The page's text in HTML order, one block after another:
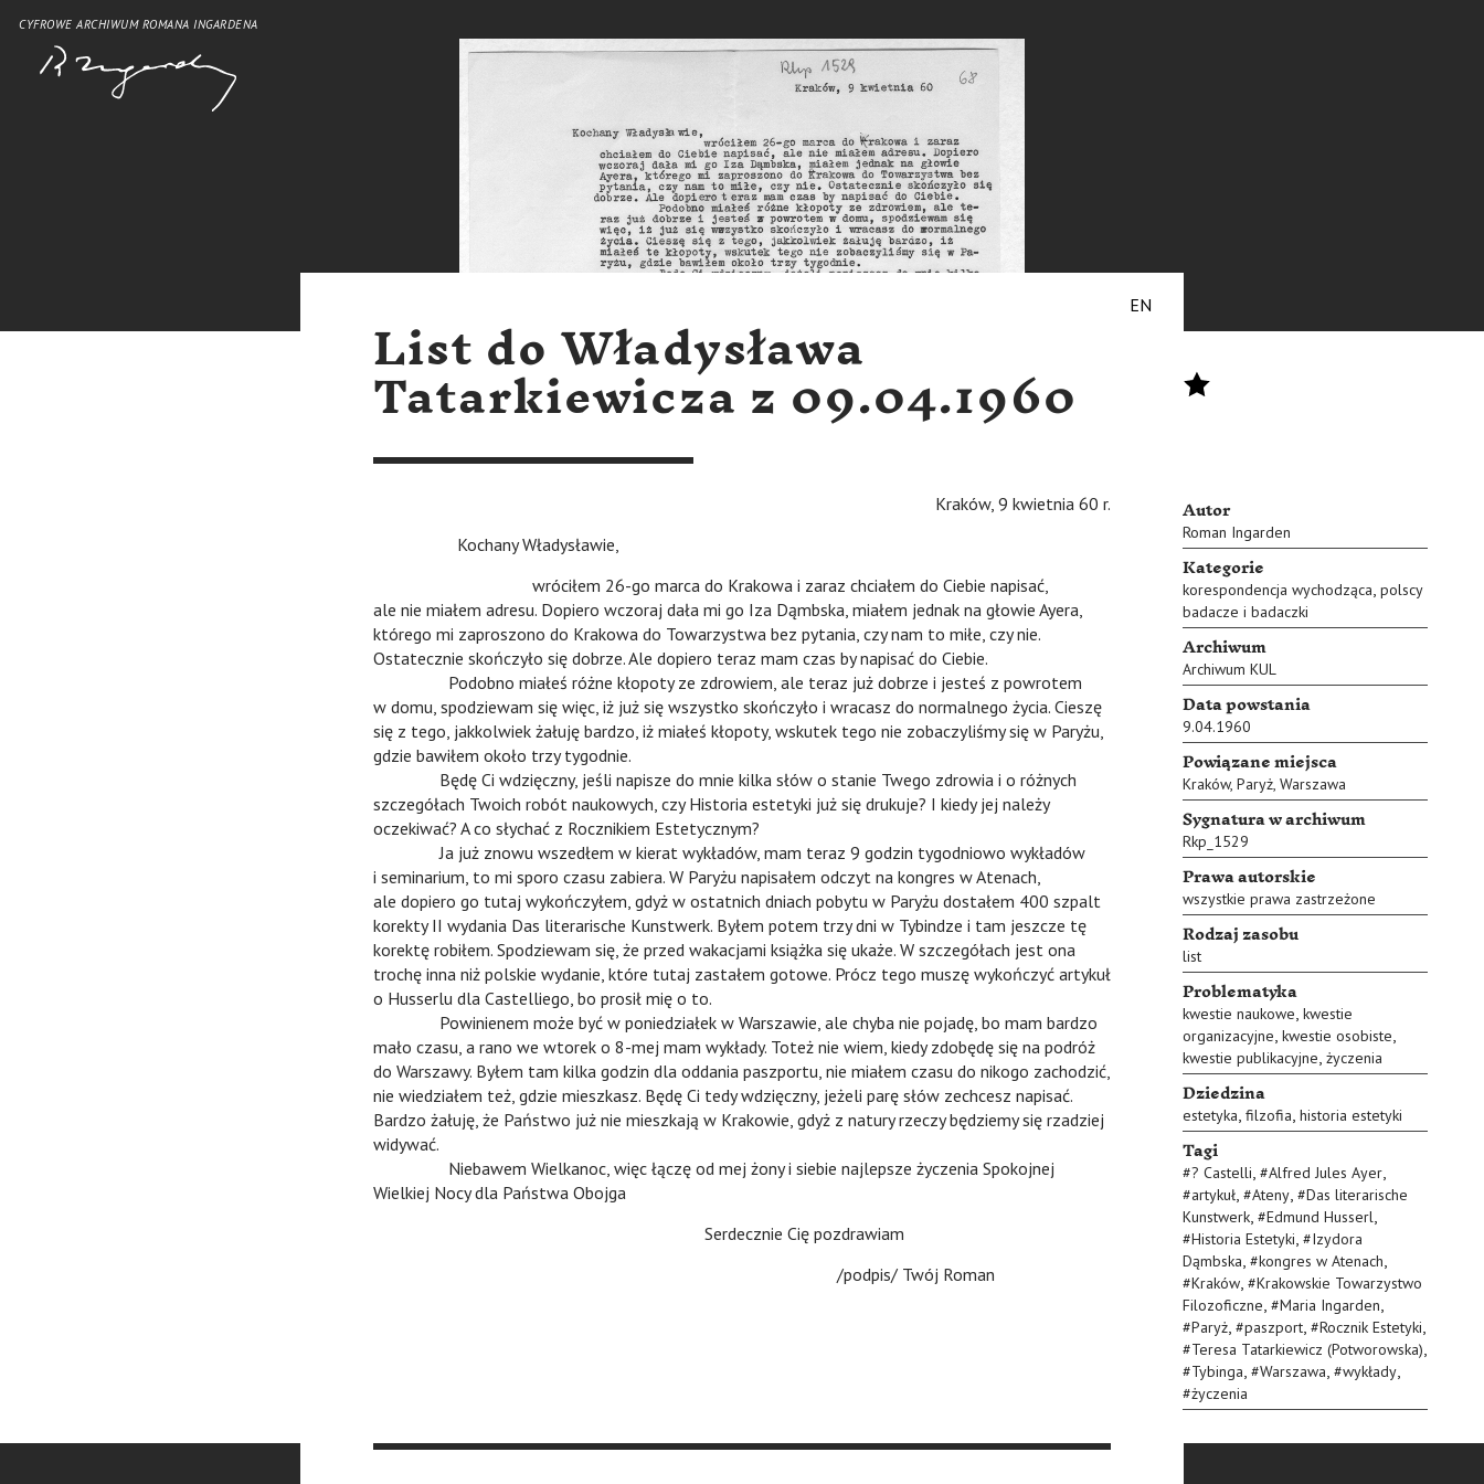
CYFROWE ARCHIWUM ROMANA INGARDENA
EN
List do Władysława
Tatarkiewicza z 09.04.1960
Autor
Roman Ingarden
Kategorie
korespondencja wychodząca, polscy
badacze i badaczki
Archiwum
Archiwum KUL
Data powstania
9.04.1960
Powiązane miejsca
Kraków, Paryż, Warszawa
Sygnatura w archiwum
Rkp_1529
Prawa autorskie
wszystkie prawa zastrzeżone
Rodzaj zasobu
list
Problematyka
kwestie naukowe, kwestie
organizacyjne, kwestie osobiste,
kwestie publikacyjne, życzenia
Dziedzina
estetyka, filzofia, historia estetyki
Tagi
#? Castelli, #Alfred Jules Ayer,
#artykuł, #Ateny, #Das literarische
Kunstwerk, #Edmund Husserl,
#Historia Estetyki, #Izydora
Dąmbska, #kongres w Atenach,
#Kraków, #Krakowskie Towarzystwo
Filozoficzne, #Maria Ingarden,
#Paryż, #paszport, #Rocznik Estetyki,
#Teresa Tatarkiewicz (Potworowska),
#Tybinga, #Warszawa, #wykłady,
#życzenia
Kraków, 9 kwietnia 60 r.
Kochany Władysławie,
wróciłem 26-go marca do Krakowa i zaraz chciałem do Ciebie napisać,
ale nie miałem adresu. Dopiero wczoraj dała mi go Iza Dąmbska, miałem jednak na głowie Ayera,
którego mi zaproszono do Krakowa do Towarzystwa bez pytania, czy nam to miłe, czy nie.
Ostatecznie skończyło się dobrze. Ale dopiero teraz mam czas by napisać do Ciebie.
Podobno miałeś różne kłopoty ze zdrowiem, ale teraz już dobrze i jesteś z powrotem
w domu, spodziewam się więc, iż już się wszystko skończyło i wracasz do normalnego życia. Cieszę
się z tego, jakkolwiek żałuję bardzo, iż miałeś kłopoty, wskutek tego nie zobaczyliśmy się w Paryżu,
gdzie bawiłem około trzy tygodnie.
Będę Ci wdzięczny, jeśli napisze do mnie kilka słów o stanie Twego zdrowia i o różnych
szczegółach Twoich robót naukowych, czy Historia estetyki już się drukuje? I kiedy jej należy
oczekiwać? A co słychać z Rocznikiem Estetycznym?
Ja już znowu wszedłem w kierat wykładów, mam teraz 9 godzin tygodniowo wykładów
i seminarium, to mi sporo czasu zabiera. W Paryżu napisałem odczyt na kongres w Atenach,
ale dopiero go tutaj wykończyłem, gdyż w ostatnich dniach pobytu w Paryżu dostałem 400 szpalt
korekty II wydania Das literarische Kunstwerk. Byłem potem trzy dni w Tybindze i tam jeszcze tę
korektę robiłem. Spodziewam się, że przed wakacjami książka się ukaże. W szczegółach jest ona
trochę inna niż polskie wydanie, które tutaj zastałem gotowe. Prócz tego muszę wykończyć artykuł
o Husserlu dla Castelliego, bo prosił mię o to.
Powinienem może być w poniedziałek w Warszawie, ale chyba nie pojadę, bo mam bardzo
mało czasu, a rano we wtorek o 8-mej mam wykłady. Toteż nie wiem, kiedy zdobędę się na podróż
do Warszawy. Byłem tam kilka godzin dla oddania paszportu, nie miałem czasu do nikogo zachodzić,
nie wiedziałem też, gdzie mieszkasz. Będę Ci tedy wdzięczny, jeżeli parę słów zechcesz napisać.
Bardzo żałuję, że Państwo już nie mieszkają w Krakowie, gdyż z natury rzeczy będziemy się rzadziej
widywać.
Niebawem Wielkanoc, więc łączę od mej żony i siebie najlepsze życzenia Spokojnej
Wielkiej Nocy dla Państwa Obojga
Serdecznie Cię pozdrawiam
/podpis/ Twój Roman